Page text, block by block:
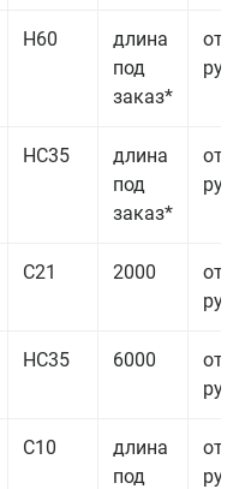
Н60
длина
под
заказ*
от
руб.
НС35
длина
под
заказ*
от
руб.
С21 2000
от
руб.
НС35 6000
от
руб.
С10
длина
под
от
руб.